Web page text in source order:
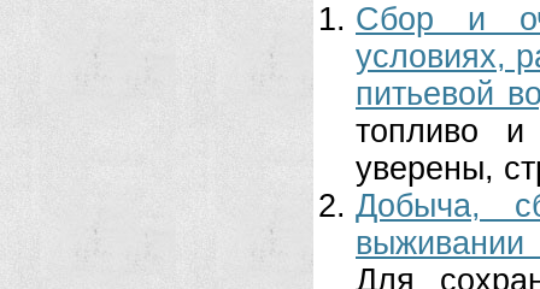
Сбор и
условиях,
питьевой
топливо
уверены,
Добыча,
Для